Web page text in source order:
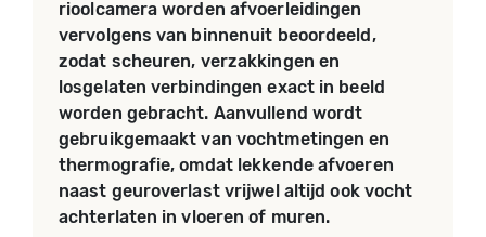
rioolcamera worden afvoerleidingen
vervolgens van binnenuit beoordeeld,
zodat scheuren, verzakkingen en
losgelaten verbindingen exact in beeld
worden gebracht. Aanvullend wordt
gebruikgemaakt van vochtmetingen en
thermografie, omdat lekkende afvoeren
naast geuroverlast vrijwel altijd ook vocht
achterlaten in vloeren of muren.